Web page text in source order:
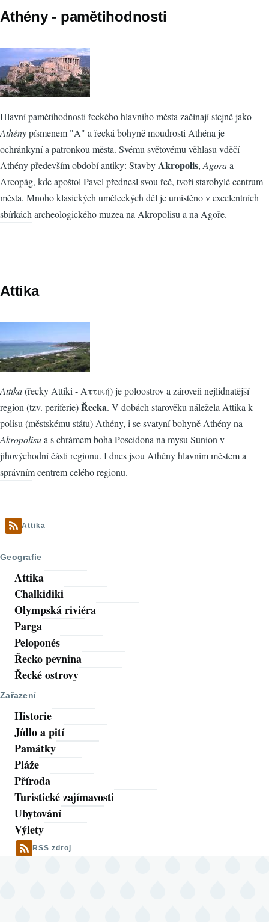
Athény - pamětihodnosti
Hlavní pamětihodnosti řeckého hlavního města začínají stejně jako
Athénypísmenem "A" a řecká bohyně moudrosti Athéna je
ochránkyní a patronkou města. Svému světovému věhlasu vděčí
Athény především období antiky: StavbyAkropolis, Agoraa
Areopág, kde apoštol Pavel přednesl svou řeč, tvoří starobylé centrum
města. Mnoho klasických uměleckých děl je umístěno v excelentních
sbírkách archeologického muzea na Akropolisu a na Agoře.
Attika
Attika(řecky Attiki - Αττική) je poloostrov a zároveň nejlidnatější
region (tzv. periferie)Řecka. V dobách starověku náležela Attika k
polisu (městskému státu) Athény, i se svatyní bohyně Athény na
Akropolisua s chrámem boha Poseidona na mysu Sunion v
jihovýchodní části regionu. I dnes jsou Athény hlavním městem a
správním centrem celého regionu.
Attika
Geografie
Attika
Chalkidiki
Olympská riviéra
Parga
Peloponés
Řecko pevnina
Řecké ostrovy
Zařazení
Historie
Jídlo a pití
Památky
Pláže
Příroda
Turistické zajímavosti
Ubytování
Výlety
RSS zdroj